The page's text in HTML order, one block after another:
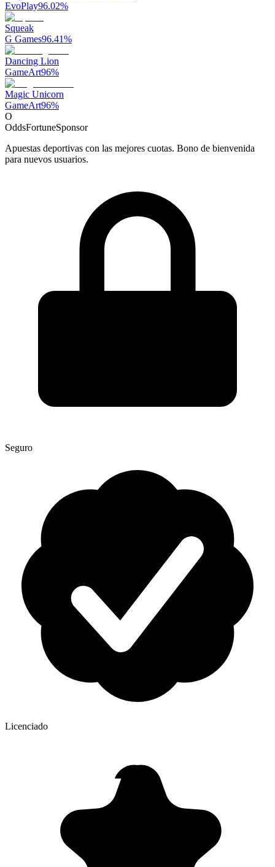
EvoPlay96.02%
Squeak
G Games96.41%
Dancing Lion
GameArt96%
Magic Unicorn
GameArt96%
O
OddsFortuneSponsor
Apuestas deportivas con las mejores cuotas. Bono de bienvenida
para nuevos usuarios.
Seguro
Licenciado